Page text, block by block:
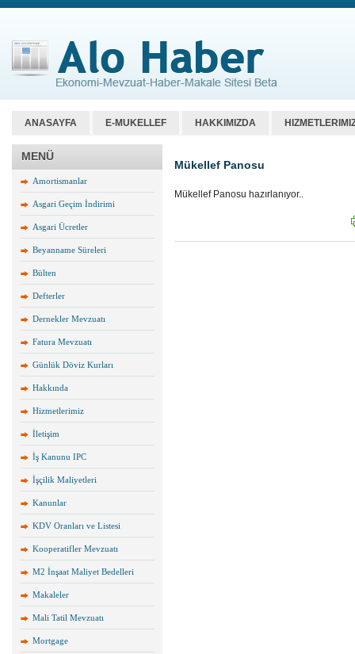
ANASAYFA E-MUKELLEF HAKKIMIZDA
MENÜ
Amortismanlar
Asgari Geçim İndirimi
Asgari Ücretler
Beyanname Süreleri
Bülten
Defterler
Dernekler Mevzuatı
Fatura Mevzuatı
Günlük Döviz Kurları
Hakkında
Hizmetlerimiz
İletişim
İş Kanunu IPC
İşçilik Maliyetleri
Kanunlar
KDV Oranları ve Listesi
Kooperatifler Mevzuatı
M2 İnşaat Maliyet Bedelleri
Makaleler
Mali Tatil Mevzuatı
Mortgage
Mükellef Panosu
Mükellef Panosu hazırlanıyor..